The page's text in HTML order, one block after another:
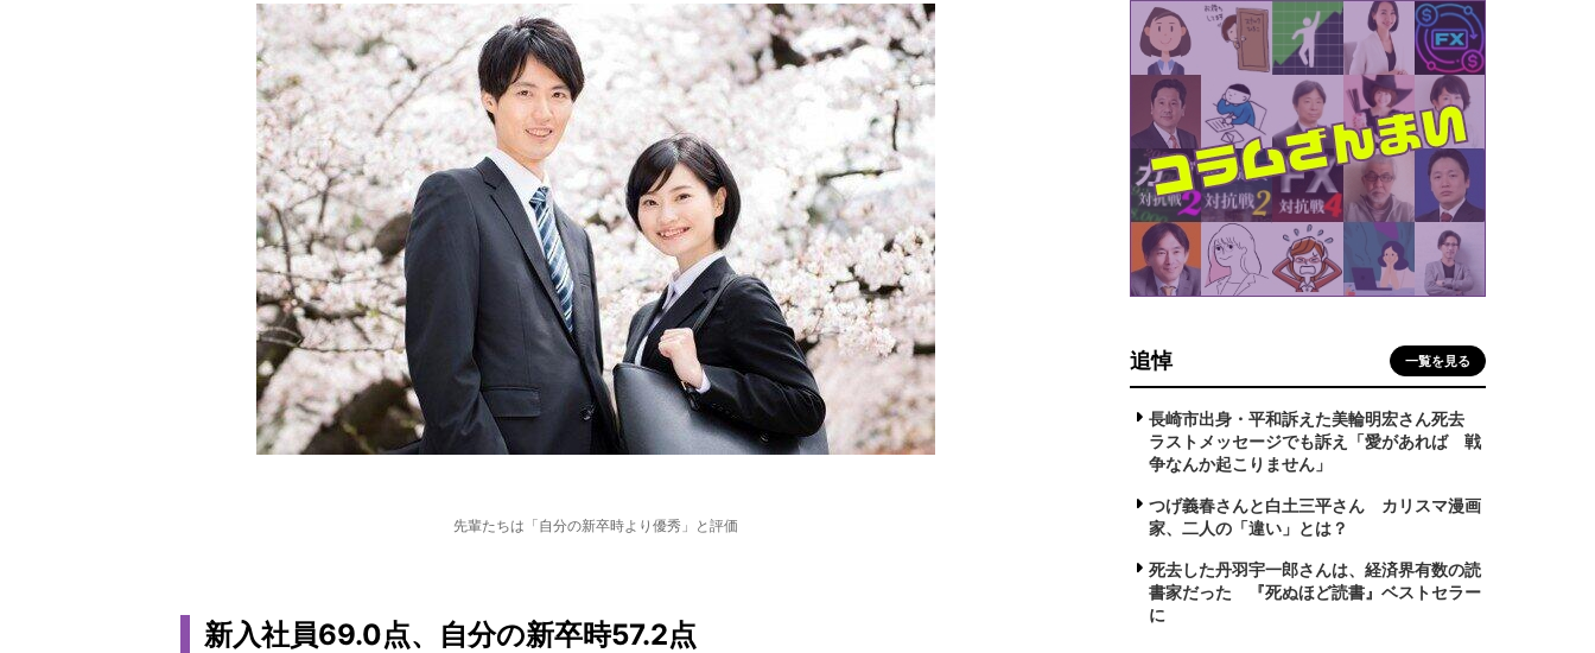
先輩たちは「自分の新卒時より優秀」と評価
新入社員69.0点、自分の新卒時57.2点
追悼 一覧を見る
長崎市出身・平和訴えた美輪明宏さん死去
ラストメッセージでも訴え「愛があれば 戦
争なんか起こりません」
つげ義春さんと白土三平さん カリスマ漫画
家、二人の「違い」とは？
死去した丹羽宇一郎さんは、経済界有数の読
書家だった 『死ぬほど読書』ベストセラー
に